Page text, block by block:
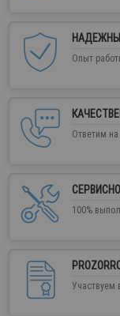
Опыт
Ответим
100%
Участвуем